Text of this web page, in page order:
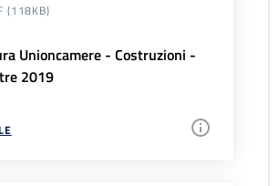
(118KB)
Unioncamere - Costruzioni -
2019